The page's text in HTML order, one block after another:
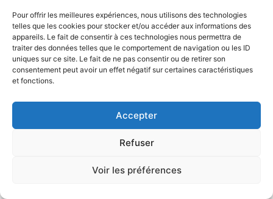
Pour offrir les meilleures expériences, nous utilisons des technologies
telles que les cookies pour stocker et/ou accéder aux informations des
appareils. Le fait de consentir à ces technologies nous permettra de
traiter des données telles que le comportement de navigation ou les ID
uniques sur ce site. Le fait de ne pas consentir ou de retirer son
consentement peut avoir un effet négatif sur certaines caractéristiques
et fonctions.
Accepter
Refuser
Voir les préférences
Bernard Benoit parmi les finalistes BeHeroes : nos